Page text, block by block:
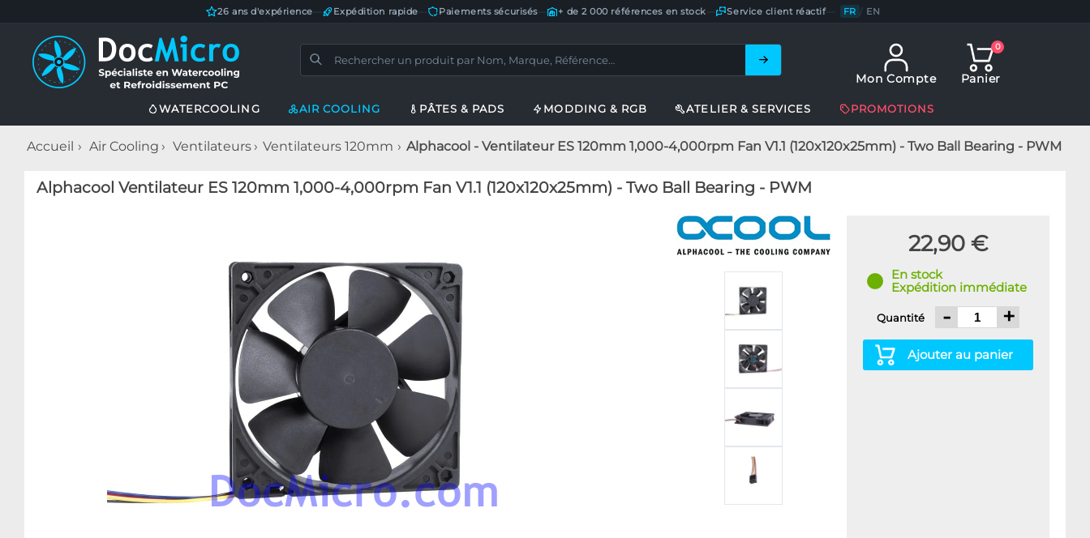
26 ans d'expérience Expédition rapide Paiements sécurisés— + de 2 000 références en stock Service client réactif— FR / EN
Mon Compte
0
Panier
WATERCOOLING AIR COOLING PÂTES & PADS MODDING & RGB ATELIER & SERVICES PROMOTIONS
Accueil Air Cooling Ventilateurs Ventilateurs 120mm Alphacool - Ventilateur ES 120mm 1,000-4,000rpm Fan V1.1 (120x120x25mm) - Two Ball Bearing - PWM
Alphacool Ventilateur ES 120mm 1,000-4,000rpm Fan V1.1 (120x120x25mm) - Two Ball Bearing - PWM
22,90 €
En stock
Expédition immédiate
Quantité - +
Ajouter au panier